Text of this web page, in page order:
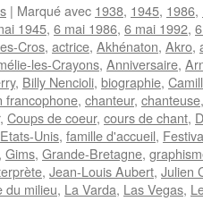
| Marqué avec 1938, 1945, 1986,
1945, 6 mai 1986, 6 mai 1992,
Cros, actrice, Akhénaton, Akro,
les-Crayons, Anniversaire,
, Billy Nencioli, biographie,
francophone, chanteur, chanteuse
, Coups de coeur, cours de chant,
Etats-Unis, famille d'accueil,
, Gims, Grande-Bretagne,
, Jean-Louis Aubert, Julien
du milieu, La Varda, Las Vegas,